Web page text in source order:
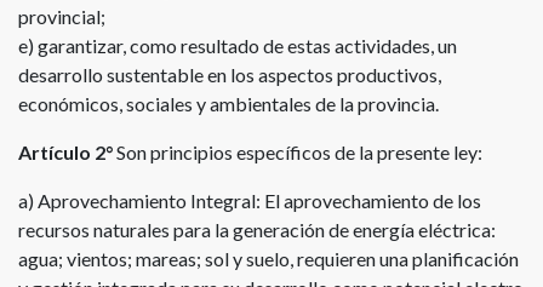
provincial;
e) garantizar, como resultado de estas actividades, un
desarrollo sustentable en los aspectos productivos,
económicos, sociales y ambientales de la provincia.
Artículo 2°Son principios específicos de la presente ley:
a) Aprovechamiento Integral: El aprovechamiento de los
recursos naturales para la generación de energía eléctrica:
agua; vientos; mareas; sol y suelo, requieren una planificación